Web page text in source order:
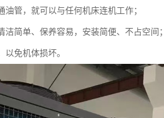
管，就可以与任何机床连机工作；
简单、保养容易，安装简便、不占空间；
免机体损坏。